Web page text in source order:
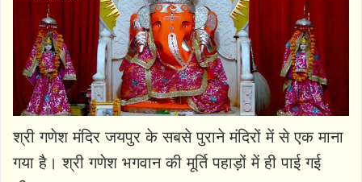
श्री गणेश मंदिर जयपुर के सबसे पुराने मंदिरों में से एक माना
गया है। श्री गणेश भगवान की मूर्ति पहाड़ों में ही पाई गई